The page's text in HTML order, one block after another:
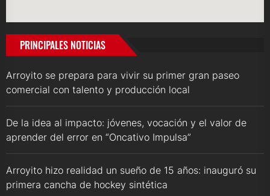
PRINCIPALES NOTICIAS
Arroyito se prepara para vivir su primer gran paseo
comercial con talento y producción local
De la idea al impacto: jóvenes, vocación y el valor de
aprender del error en “Oncativo Impulsa”
Arroyito hizo realidad un sueño de 15 años: inauguró su
primera cancha de hockey sintética